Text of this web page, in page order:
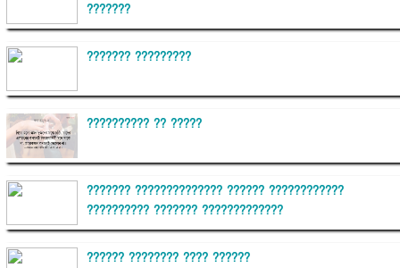
???????
??????? ?????????
?????????? ?? ?????
??????? ?????????????? ?????? ????????????
?????????? ??????? ?????????????
?????? ???????? ???? ??????